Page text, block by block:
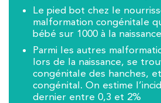
Le pied bot chez le
malformation congénitale
bébé sur 1000 à la naissance
Parmi les autres
lors de la naissance, se
congénitale des hanches,
congénital. On estime
dernier entre 0,3 et 2%
IK Paris 16 – Trocadéro
8 Avenue de Camoens
8 Avenue de Camoens
01 42 15 22 46
PRENEZ RDV SUR
PRENEZ RDV SUR